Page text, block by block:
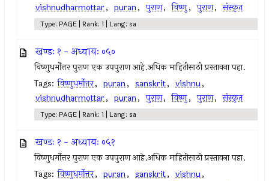
vishnudharmottar, puran, पुराण, विष्णु, पुराण, संस्कृत
Type: PAGE | Rank: 1 | Lang: sa
खण्डः १ - अध्यायः ०५०
विष्णुधर्मोत्तर पुराण एक उपपुराण आहे.अधिक माहितीसाठी प्रस्तावना पहा.
Tags: विष्णुधर्मोत्तर, puran, sanskrit, vishnu,
vishnudharmottar, puran, पुराण, विष्णु, पुराण, संस्कृत
Type: PAGE | Rank: 1 | Lang: sa
खण्डः १ - अध्यायः ०५१
विष्णुधर्मोत्तर पुराण एक उपपुराण आहे.अधिक माहितीसाठी प्रस्तावना पहा.
Tags: विष्णुधर्मोत्तर, puran, sanskrit, vishnu,